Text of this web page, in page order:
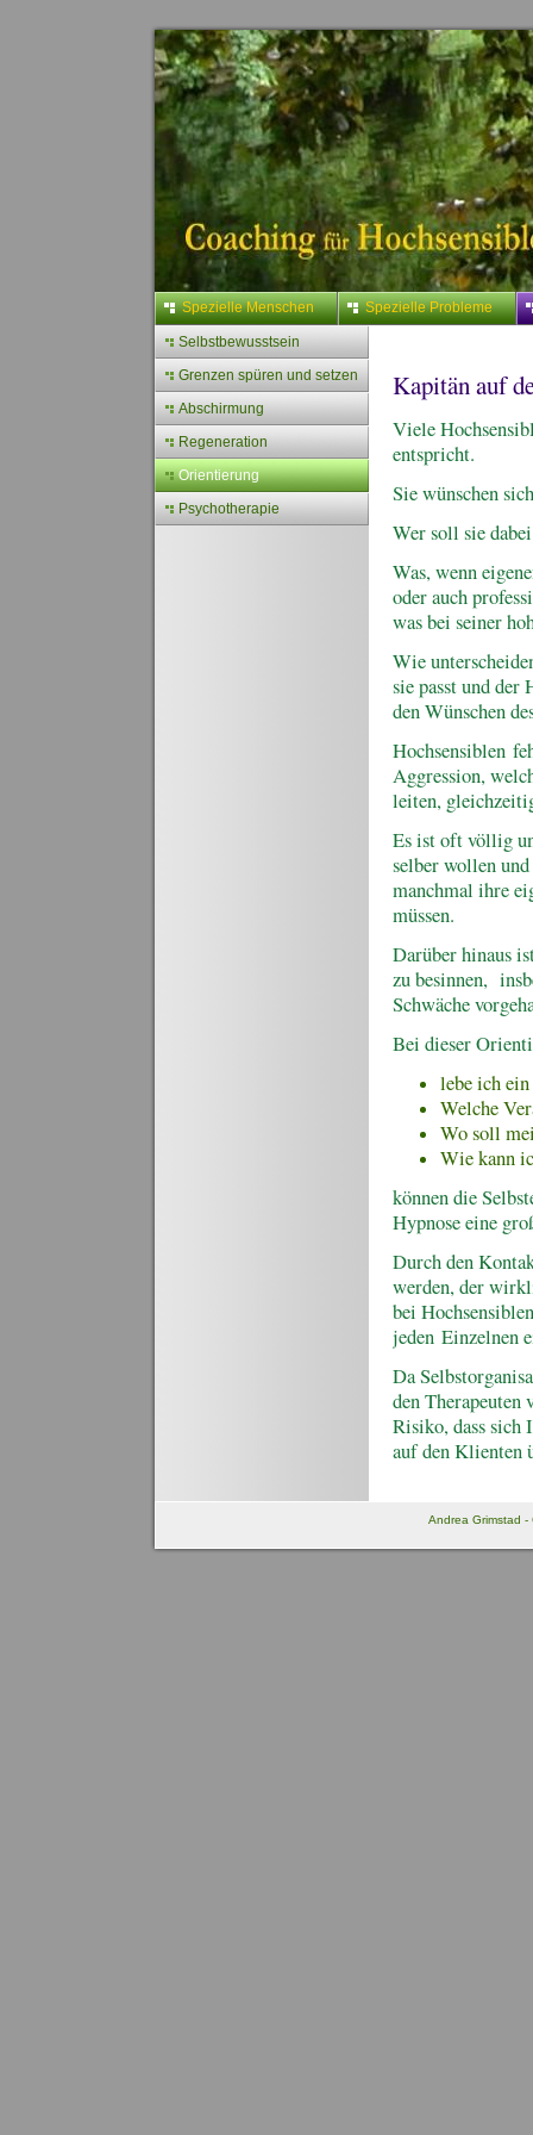
Spezielle Menschen Spezielle Probleme
Selbstbewusstsein
Grenzen spüren und setzen
Abschirmung
Regeneration
Orientierung
Psychotherapie
Kapitän auf
Viele
entspricht.
Sie wünschen
Wer soll sie
Was, wenn
oder auch
was bei seiner
Wie
sie passt und der
den Wünschen
Hochsensiblen
Aggression,
leiten,
Es ist oft völlig
selber wollen
manchmal ihre
müssen.
Darüber hinaus
zu besinnen,
Schwäche
Bei dieser
lebe ich
Welche
Wo soll
Wie kann
können die
Hypnose eine
Durch den
werden, der
bei
jeden Einzelnen
Da
den Therapeuten
Risiko, dass sich
auf den Klienten
Andrea Grimstad -